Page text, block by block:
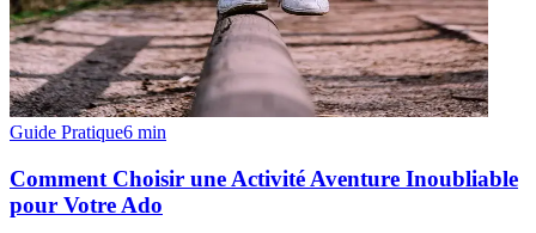
Guide Pratique6 min
Comment Choisir une Activité Aventure Inoubliable
pour Votre Ado